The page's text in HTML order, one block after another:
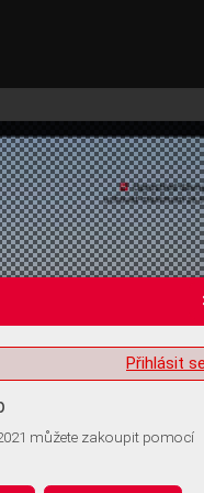
informací
Přihlásit
můžete zakoupit pomocí